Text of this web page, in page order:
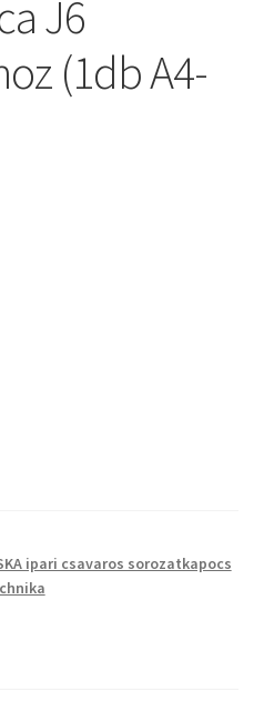
J6
(1db A4-
ipari csavaros sorozatkapocs